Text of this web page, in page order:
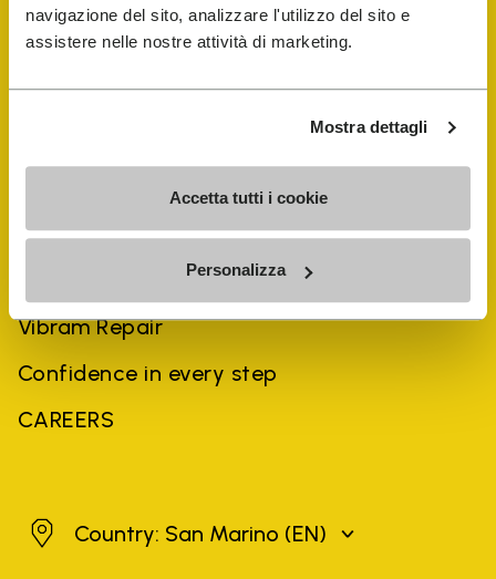
navigazione del sito, analizzare l'utilizzo del sito e
assistere nelle nostre attività di marketing.
Mostra dettagli
Accetta tutti i cookie
Personalizza
History
Vibram Repair
Confidence in every step
CAREERS
San Marino
Country: San Marino (EN)